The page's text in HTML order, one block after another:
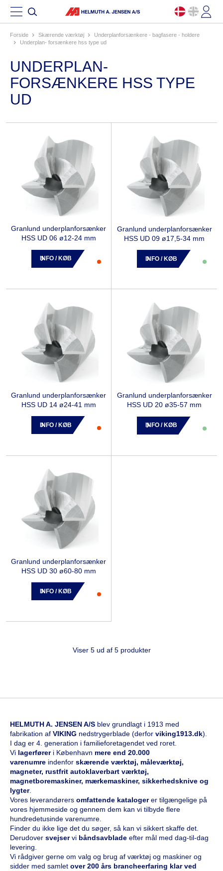
Forside skærende værktøj
underplanforsænkere - bagfasere - holdere
underplan- forsænkere hss type ud
UNDERPLAN-
FORSÆNKERE HSS TYPE
UD
Granlund underplanforsænker
HSS UD 06 ø12-24 mm
INFO / KØB
Granlund underplanforsænker
HSS UD 09 ø17,5-34 mm
INFO / KØB
Granlund underplanforsænker
HSS UD 14 ø24-41 mm
INFO / KØB
Granlund underplanforsænker
HSS UD 20 ø35-57 mm
INFO / KØB
Granlund underplanforsænker
HSS UD 30 ø60-80 mm
INFO / KØB
Viser 5 ud af 5 produkter
HELMUTH A. JENSEN A/S blev grundlagt i 1913 med
fabrikation af VIKING nedstrygerblade (derfor viking1913.dk).
I dag er 4. generation i familieforetagendet ved roret.
Vi lagerfører i København mere end 20.000
varenumre indenfor skærende værktøj, måleværktøj,
magneter, rustfrit autoklaverbart værktøj,
magnetboremaskiner, mærkemaskiner, sikkerhedsknive og
lygter.
Vores leverandørers omfattende katalogerer tilgængelige på
vores hjemmeside og gennem dem kan vi tilbyde flere
hundredetusinde varenumre.
Finder du ikke lige det du søger, så kan vi sikkert skaffe det.
Derudover svejservi båndsavblade efter mål med dag-til-dag
levering.
Vi rådgiver gerne om valg og brug af værktøj og maskiner og
sidder med samlet over 200 års brancheerfaring klar ved